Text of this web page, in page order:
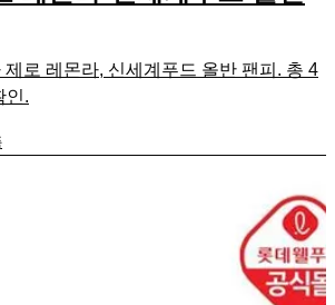
로 레몬라, 신세계푸드 올반 팬피. 총 4
인.